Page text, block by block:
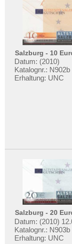
Rumänien
Russland
Saarland
San Marino
Schottland
Spanien
Spitzbergen
Tatarstan
Transnistrien
Testbanknoten
Kataloge
Aufbewahrung
Gutscheine
FAQ
Mehr über...
Salzburg - 10
Datum: (2010)
Katalognr.: N902b
Erhaltung: UNC
Salzburg - 20
Datum: (2010)
Katalognr.: N903b
Erhaltung: UNC